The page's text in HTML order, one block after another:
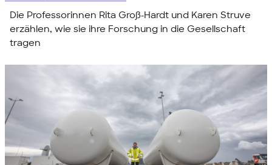
Die Professorinnen Rita Groß-Hardt und Karen Struve
erzählen, wie sie ihre Forschung in die Gesellschaft
tragen